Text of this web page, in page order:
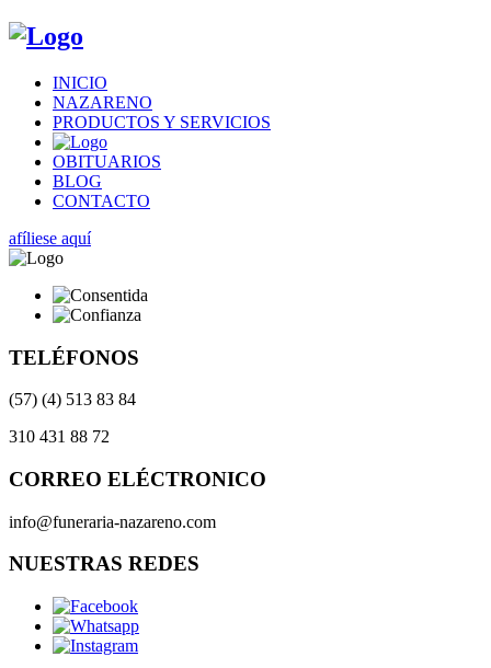
INICIO
NAZARENO
PRODUCTOS Y SERVICIOS
OBITUARIOS
BLOG
CONTACTO
afíliese aquí
TELÉFONOS
(57) (4) 513 83 84
310 431 88 72
CORREO ELÉCTRONICO
info@funeraria-nazareno.com
NUESTRAS REDES